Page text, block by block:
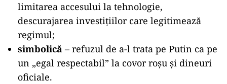
limitarea accesului la tehnologie,
descurajarea investițiilor care legitimează
regimul;
simbolică – refuzul de a-l trata pe Putin ca pe
un „egal respectabil” la covor roșu și dineuri
oficiale.